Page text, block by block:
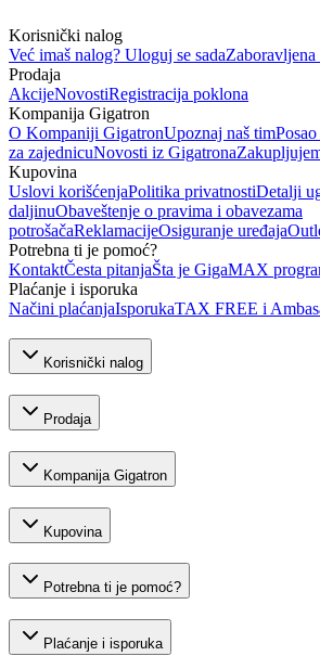
Korisnički nalog
Već imaš nalog? Uloguj se sada
Prodaja
AkcijeNovostiRegistracija poklona
Kompanija Gigatron
O Kompaniji GigatronUpoznaj naš tim
za zajednicuNovosti iz Gigatrona
Kupovina
Uslovi korišćenjaPolitika privatnostiDetalji
daljinuObaveštenje o pravima i obavezama
potrošačaReklamacijeOsiguranje uređaja
Potrebna ti je pomoć?
KontaktČesta pitanjaŠta je GigaMAX
Plaćanje i isporuka
Načini plaćanjaIsporukaTAX FREE i
Korisnički nalog
Prodaja
Kompanija Gigatron
Kupovina
Potrebna ti je pomoć?
Plaćanje i isporuka